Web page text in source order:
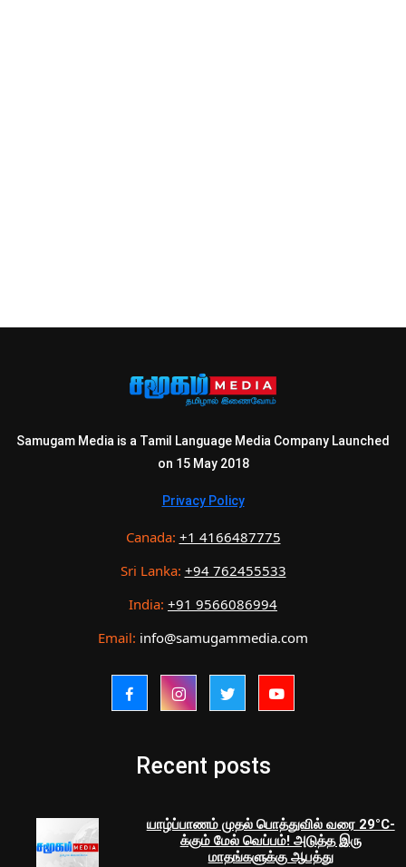
Samugam Media is a Tamil Language Media Company Launched
on 15 May 2018
Privacy Policy
Canada: +1 4166487775
Sri Lanka: +94 762455533
India: +91 9566086994
Email: info@samugammedia.com
Recent posts
யாழ்ப்பாணம் முதல் பொத்துவில் வரை 29°C-
க்கும் மேல் வெப்பம்! அடுத்த இரு
மாதங்களுக்கு ஆபத்து